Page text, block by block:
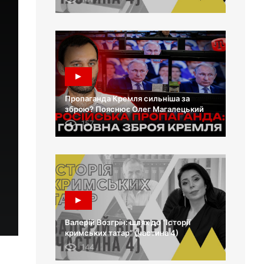
Пропаганда Кремля сильніша за
зброю? Пояснює Олег Магалецький
157
Валерій Возгрін: шлях до “Історії
кримських татар” (частина 4)
144